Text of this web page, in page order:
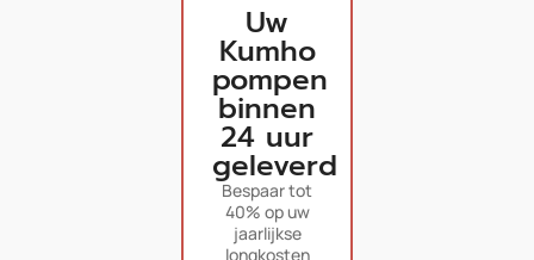
Uw
Kumho
pompen
binnen
24 uur
geleverd
Bespaar tot
40% op uw
jaarlijkse
longkosten